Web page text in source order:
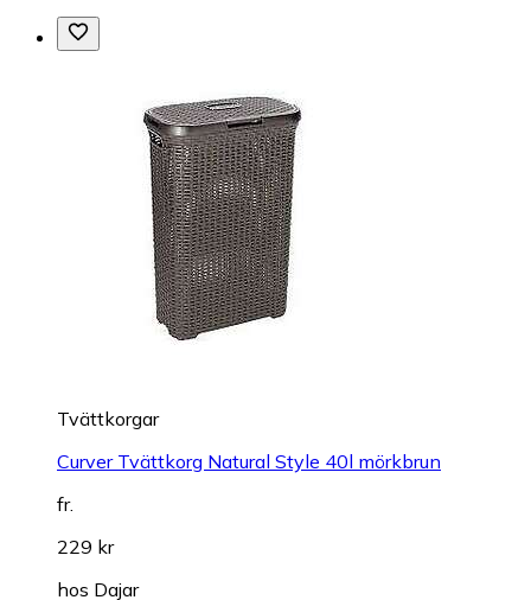
Tvättkorgar
Curver Tvättkorg Natural Style 40l mörkbrun
fr.
229 kr
hos Dajar